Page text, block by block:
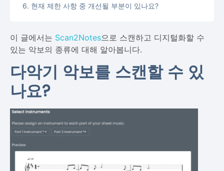
현재 제한 사항 중 개선될 부분이 있나요?
이 글에서는 Scan2Notes으로 스캔하고 디지털화할 수
있는 악보의 종류에 대해 알아봅니다.
다악기 악보를 스캔할 수 있
나요?